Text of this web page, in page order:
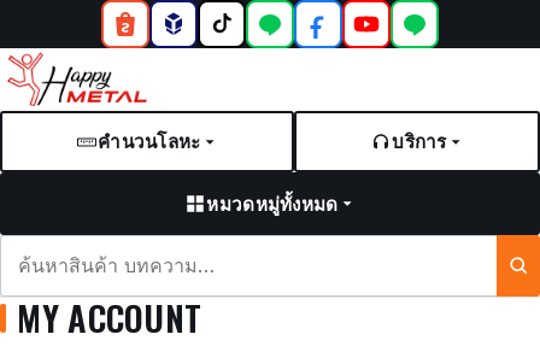
คำนวนโลหะ บริการ
หมวดหมู่ทั้งหมด
และMY ACCOUNT